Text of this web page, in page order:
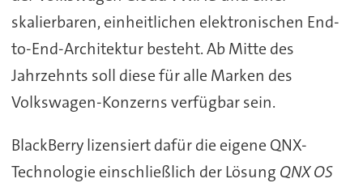
skalierbaren, einheitlichen elektronischen End-
to-End-Architektur besteht. Ab Mitte des
Jahrzehnts soll diese für alle Marken des
Volkswagen-Konzerns verfügbar sein.
BlackBerry lizensiert dafür die eigene QNX-
Technologie einschließlich der Lösung QNX OS